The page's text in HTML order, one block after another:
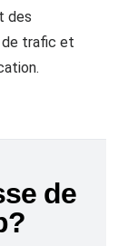
des
de trafic et
de